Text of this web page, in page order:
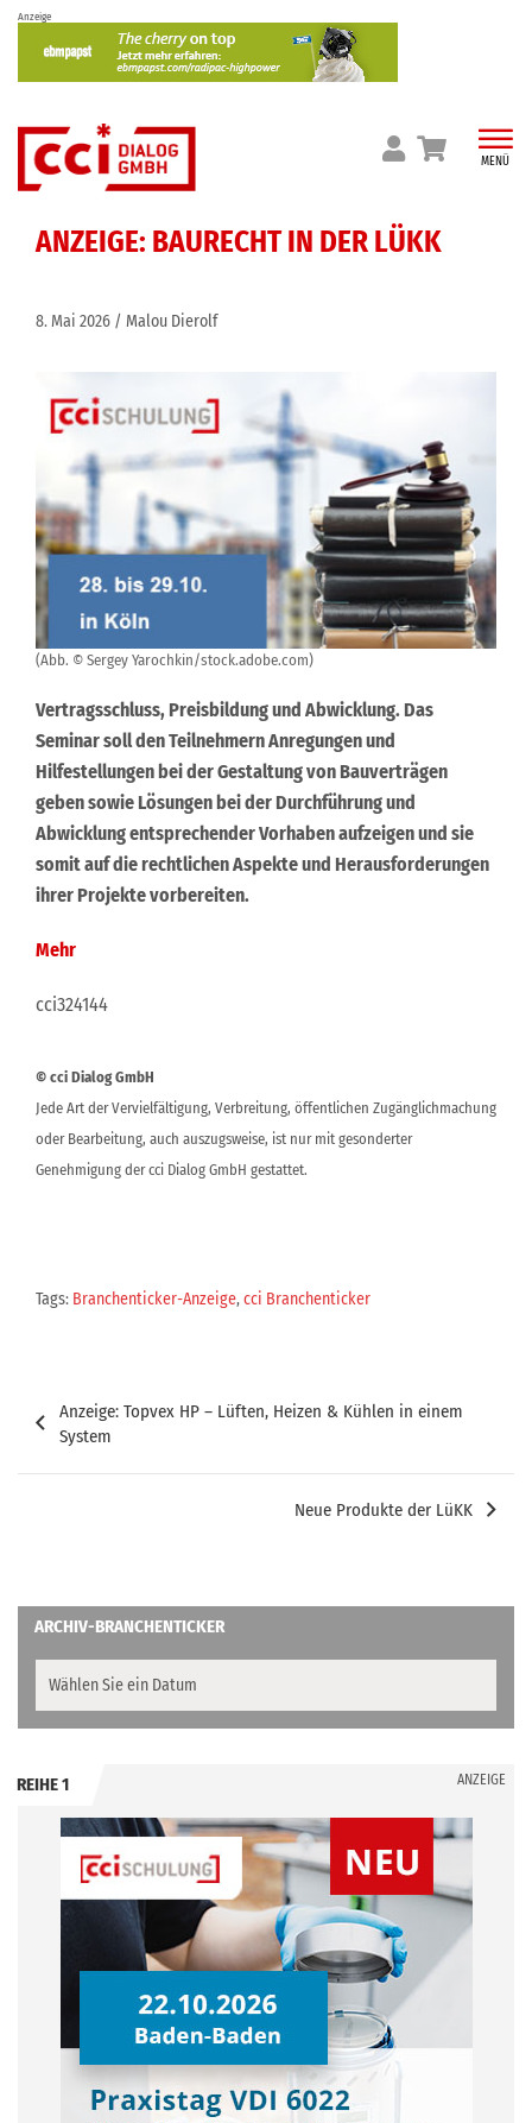
Skip
content
Anzeige
MENÜ
ANZEIGE: BAURECHT IN DER LÜKK
8. Mai 2026 Malou Dierolf
(Abb. © Sergey Yarochkin/stock.adobe.com)
Vertragsschluss, Preisbildung und Abwicklung. Das
Seminar soll den Teilnehmern Anregungen und
Hilfestellungen bei der Gestaltung von Bauverträgen
geben sowie Lösungen bei der Durchführung und
Abwicklung entsprechender Vorhaben aufzeigen und sie
somit auf die rechtlichen Aspekte und Herausforderungen
ihrer Projekte vorbereiten.
Mehr
cci324144
© cci Dialog GmbH
Jede Art der Vervielfältigung, Verbreitung, öffentlichen Zugänglichmachung
oder Bearbeitung, auch auszugsweise, ist nur mit gesonderter
Genehmigung der cci Dialog GmbH gestattet.
Tags: Branchenticker-Anzeige,cci Branchenticker
Beitragsnavigation
Anzeige: Topvex HP – Lüften, Heizen & Kühlen in einem
System
Neue Produkte der LüKK
ARCHIV-BRANCHENTICKER
REIHE 1 ANZEIGE